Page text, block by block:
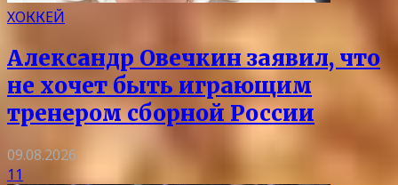
ХОККЕЙ
Александр Овечкин заявил, что
не хочет быть играющим
тренером сборной России
09.08.2026
11